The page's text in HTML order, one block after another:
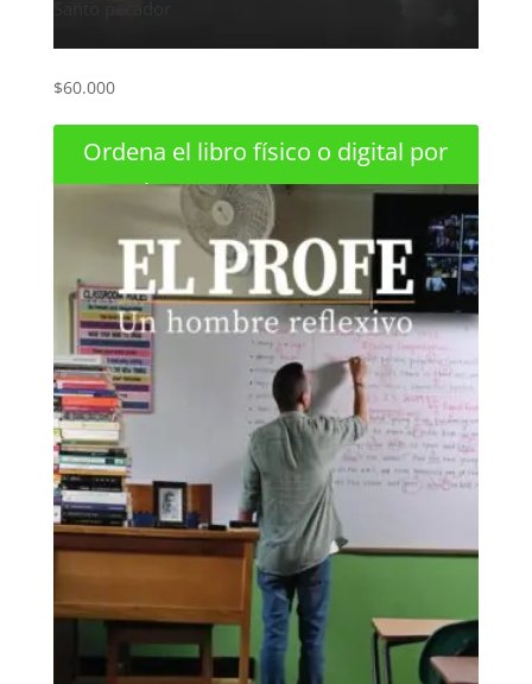
$60.000
Ordena el libro físico o digital por
Whatsapp +573158370584